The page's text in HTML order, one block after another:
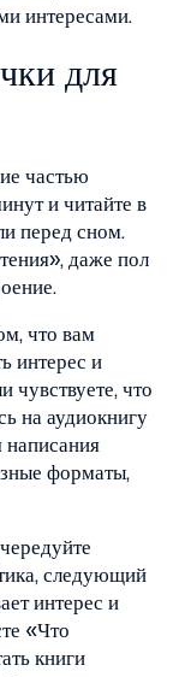
интересами.
для
частью
и читайте в
перед сном.
даже пол
что вам
интерес и
что
на аудиокнигу
написания
форматы,
следующий
интерес и
«Что
книги